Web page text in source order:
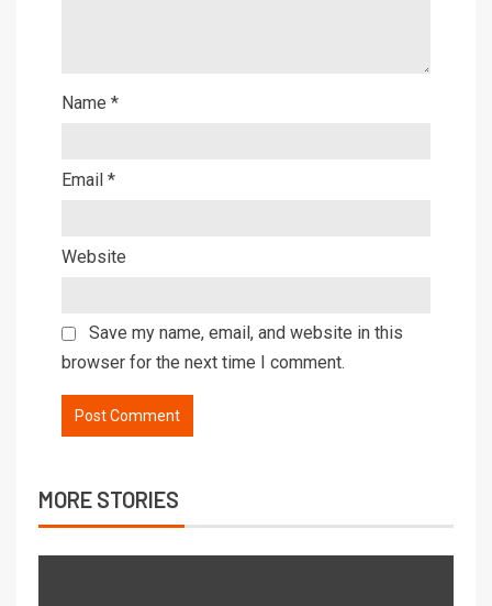
Name *
Email *
Website
Save my name, email, and website in this
browser for the next time I comment.
MORE STORIES